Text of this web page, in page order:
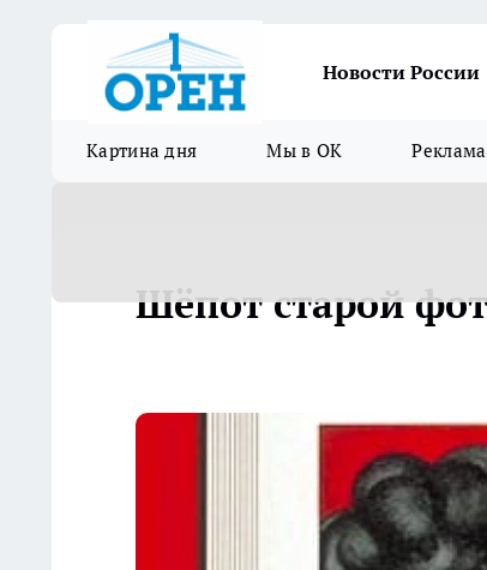
Новости России
Картина дня Мы в ОК
Шёпот старой